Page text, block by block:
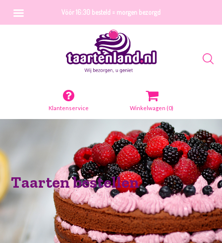
Klantenservice Winkelwagen (0)
Taarten bestellen
Vóór 16:30 besteld = morgen bezorgd